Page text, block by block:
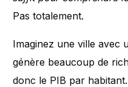
Pas totalement.
Imaginez une ville avec
génère beaucoup de
donc le PIB par